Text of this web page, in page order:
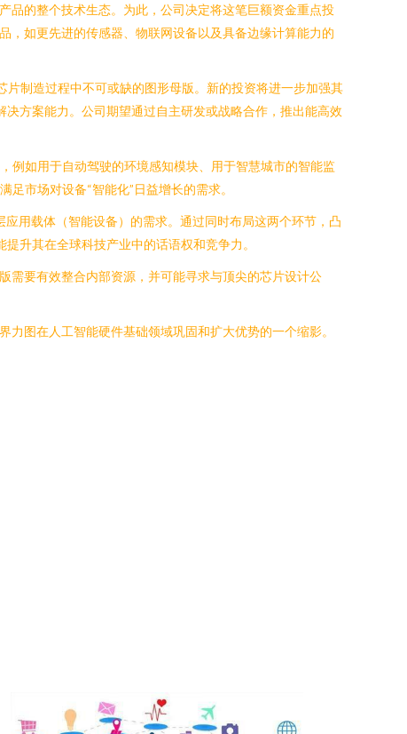
品的整个技术生态。为此，公司决定将这笔巨额资金重点投
，如更先进的传感器、物联网设备以及具备边缘计算能力的
制造过程中不可或缺的图形母版。新的投资将进一步加强其
方案能力。公司期望通过自主研发或战略合作，推出能高效
例如用于自动驾驶的环境感知模块、用于智慧城市的智能监
市场对设备“智能化”日益增长的需求。
用载体（智能设备）的需求。通过同时布局这两个环节，凸
升其在全球科技产业中的话语权和竞争力。
需要有效整合内部资源，并可能寻求与顶尖的芯片设计公
图在人工智能硬件基础领域巩固和扩大优势的一个缩影。